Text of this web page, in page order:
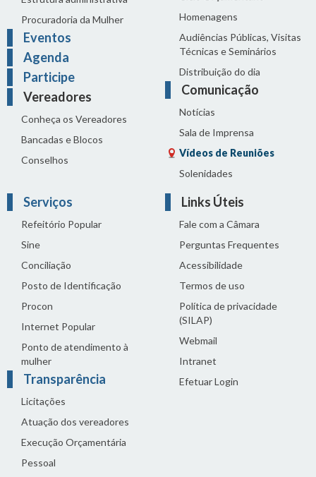
Procuradoria da Mulher
Eventos
Agenda
Participe
Vereadores
Conheça os Vereadores
Bancadas e Blocos
Conselhos
Homenagens
Audiências Públicas, Visitas
Técnicas e Seminários
Distribuição do dia
Comunicação
Notícias
Sala de Imprensa
Vídeos de Reuniões
Solenidades
Serviços
Refeitório Popular
Sine
Conciliação
Posto de Identificação
Procon
Internet Popular
Ponto de atendimento à
mulher
Transparência
Licitações
Atuação dos vereadores
Execução Orçamentária
Pessoal
Links Úteis
Fale com a Câmara
Perguntas Frequentes
Acessibilidade
Termos de uso
Política de privacidade
(SILAP)
Webmail
Intranet
Efetuar Login